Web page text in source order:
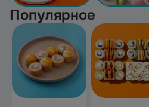
Популярное